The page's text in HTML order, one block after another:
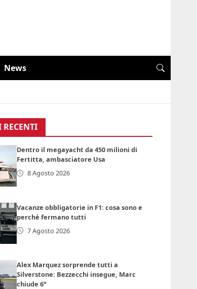
News
Dentro il megayacht da 450 milioni di
Fertitta, ambasciatore Usa
8 Agosto 2026
Vacanze obbligatorie in F1: cosa sono e
perché fermano tutti
7 Agosto 2026
Alex Marquez sorprende tutti a
Silverstone: Bezzecchi insegue, Marc
chiude 6°